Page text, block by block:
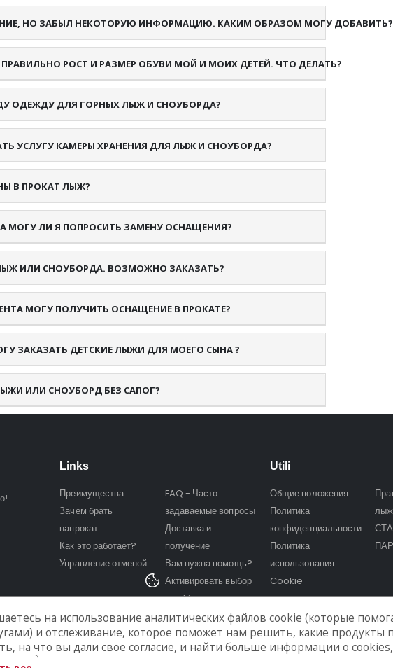
НО ЗАБЫЛ НЕКОТОРУЮ ИНФОРМАЦИЮ. КАКИМ ОБРАЗОМ МОГУ ДОБАВИТЬ?
ПРАВИЛЬНО РОСТ И РАЗМЕР ОБУВИ МОЙ И МОИХ ДЕТЕЙ. ЧТО ДЕЛАТЬ?
ОДЕЖДУ ДЛЯ ГОРНЫХ ЛЫЖ И СНОУБОРДА?
УСЛУГУ КАМЕРЫ ХРАНЕНИЯ ДЛЯ ЛЫЖ И СНОУБОРДА?
В ПРОКАТ ЛЫЖ?
МОГУ ЛИ Я ПОПРОСИТЬ ЗАМЕНУ ОСНАЩЕНИЯ?
ИЛИ СНОУБОРДА. ВОЗМОЖНО ЗАКАЗАТЬ?
МОГУ ПОЛУЧИТЬ ОСНАЩЕНИЕ В ПРОКАТЕ?
ЗАКАЗАТЬ ДЕТСКИЕ ЛЫЖИ ДЛЯ МОЕГО СЫНА ?
ИЛИ СНОУБОРД БЕЗ САПОГ?
Links
Преимущества
Зачем брать
напрокат
Как это работает?
Управление отменой
FAQ - Часто
задаваемые вопросы
Доставка и
получение
Вам нужна помощь?
Активировать выбор
cookies
Utili
Общие положения
Политика
конфиденциальности
Политика
использования
Cookie
на использование аналитических файлов cookie (которые
и отслеживание, которое поможет нам решить, какие
на что вы дали свое согласие, и найти больше информации о